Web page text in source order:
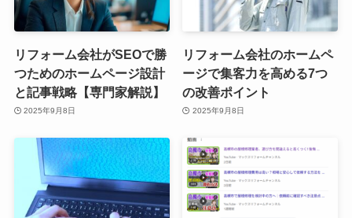
リフォーム会社がSEOで勝
つためのホームページ設計
と記事戦略【専門家解説】
2025年9月8日
リフォーム会社のホームペ
ージで集客力を高める7つ
の改善ポイント
2025年9月8日